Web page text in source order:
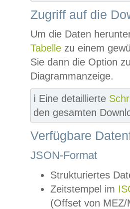
Zugriff auf die
Um die Daten
Tabelle zu einem
Sie dann die Option
Diagrammanzeige.
ℹ️ Eine detaillierte
den gesamten
Verfügbare
JSON-Format
Strukturiertes
Zeitstempel im
(Offset von MEZ/